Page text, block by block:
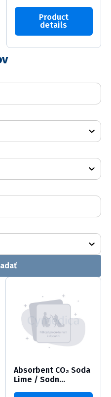
Product
details
Absorbent CO₂ Soda
Lime / Sodn...